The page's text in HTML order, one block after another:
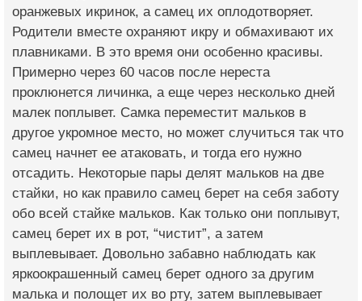
оранжевых икринок, а самец их оплодотворяет.
Родители вместе охраняют икру и обмахивают их
плавниками. В это время они особенно красивы.
Примерно через 60 часов после нереста
проклюнется личинка, а еще через несколько дней
малек поплывет. Самка переместит мальков в
другое укромное место, но может случиться так что
самец начнет ее атаковать, и тогда его нужно
отсадить. Некоторые пары делят мальков на две
стайки, но как правило самец берет на себя заботу
обо всей стайке мальков. Как только они поплывут,
самец берет их в рот, “чистит”, а затем
выплевывает. Довольно забавно наблюдать как
яркоокрашенный самец берет одного за другим
малька и полощет их во рту, затем выплевывает